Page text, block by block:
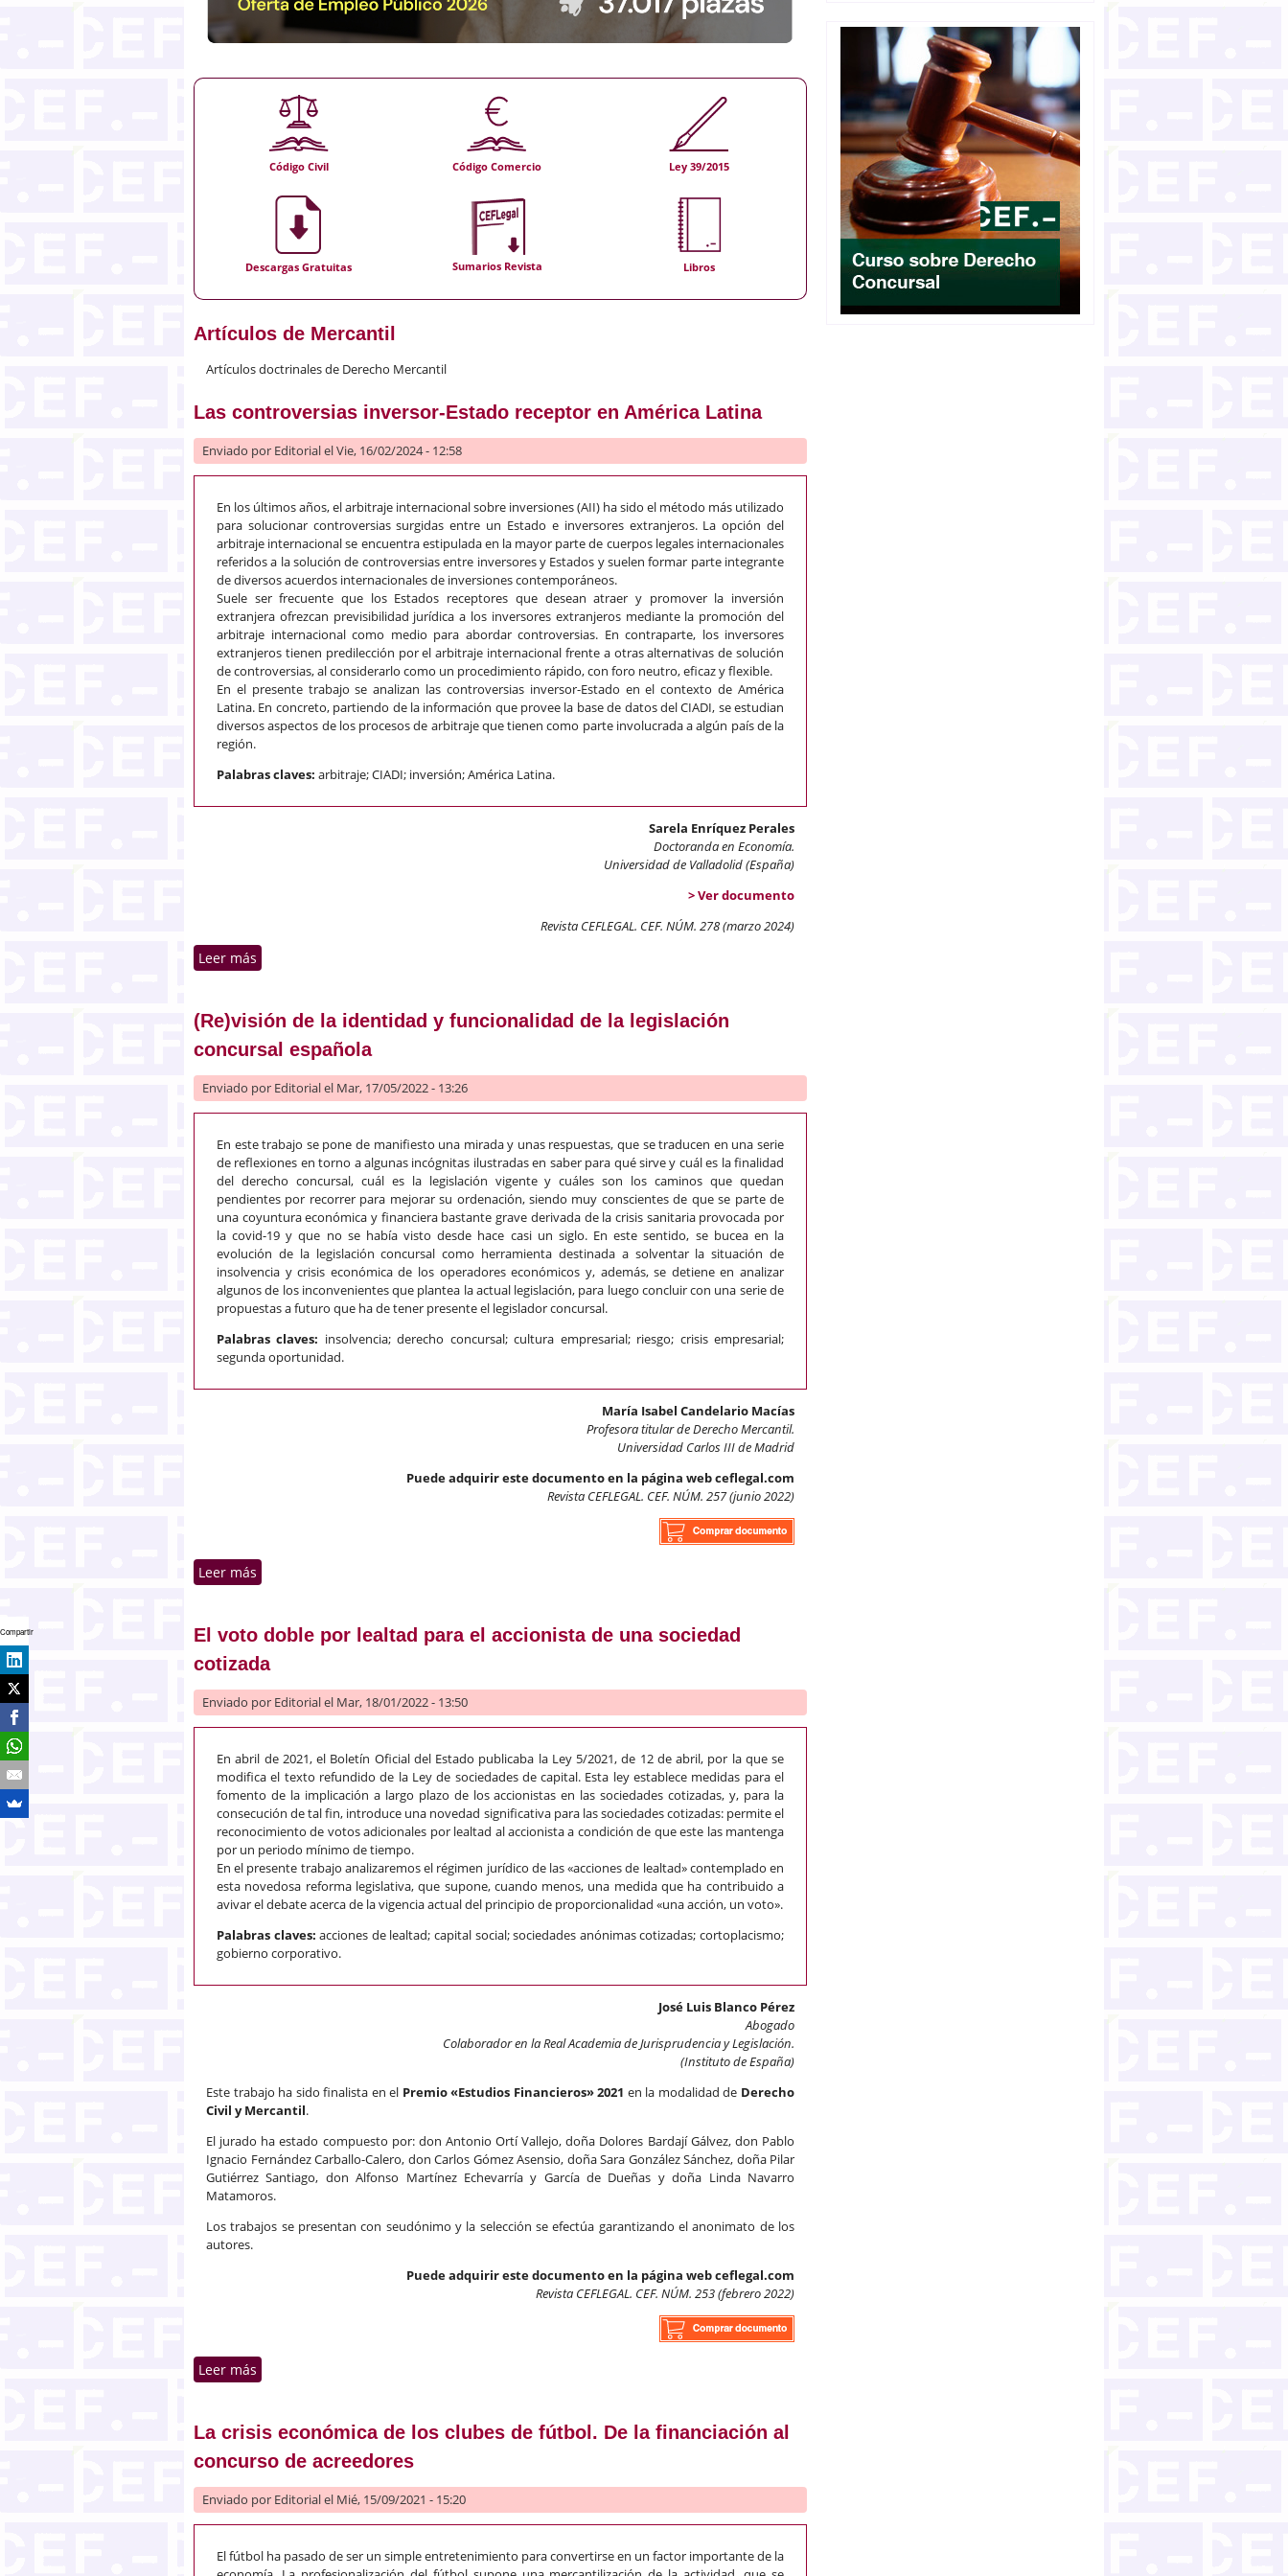
Código Civil Código Comercio Ley 39/2015
Descargas Gratuitas Sumarios Revista Libros
Artículos de Mercantil
Artículos doctrinales de Derecho Mercantil
Las controversias inversor-Estado receptor en América Latina
Enviado por Editorialel Vie, 16/02/2024 - 12:58
En los últimos años, el arbitraje internacional sobre inversiones (AII) ha sido el método más utilizado
para solucionar controversias surgidas entre un Estado e inversores extranjeros. La opción del
arbitraje internacional se encuentra estipulada en la mayor parte de cuerpos legales internacionales
referidos a la solución de controversias entre inversores y Estados y suelen formar parte integrante
de diversos acuerdos internacionales de inversiones contemporáneos.
Suele ser frecuente que los Estados receptores que desean atraer y promover la inversión
extranjera ofrezcan previsibilidad jurídica a los inversores extranjeros mediante la promoción del
arbitraje internacional como medio para abordar controversias. En contraparte, los inversores
extranjeros tienen predilección por el arbitraje internacional frente a otras alternativas de solución
de controversias, al considerarlo como un procedimiento rápido, con foro neutro, eficaz y flexible.
En el presente trabajo se analizan las controversias inversor-Estado en el contexto de América
Latina. En concreto, partiendo de la información que provee la base de datos del CIADI, se estudian
diversos aspectos de los procesos de arbitraje que tienen como parte involucrada a algún país de la
región.
Palabras claves: arbitraje; CIADI; inversión; América Latina.
Sarela Enríquez Perales
Doctoranda en Economía.
Universidad de Valladolid (España)
> Ver documento
Revista CEFLEGAL. CEF. NÚM. 278 (marzo 2024)
Leer más
(Re)visión de la identidad y funcionalidad de la legislación
concursal española
Enviado por Editorialel Mar, 17/05/2022 - 13:26
En este trabajo se pone de manifiesto una mirada y unas respuestas, que se traducen en una serie
de reflexiones en torno a algunas incógnitas ilustradas en saber para qué sirve y cuál es la finalidad
del derecho concursal, cuál es la legislación vigente y cuáles son los caminos que quedan
pendientes por recorrer para mejorar su ordenación, siendo muy conscientes de que se parte de
una coyuntura económica y financiera bastante grave derivada de la crisis sanitaria provocada por
la covid-19 y que no se había visto desde hace casi un siglo. En este sentido, se bucea en la
evolución de la legislación concursal como herramienta destinada a solventar la situación de
insolvencia y crisis económica de los operadores económicos y, además, se detiene en analizar
algunos de los inconvenientes que plantea la actual legislación, para luego concluir con una serie de
propuestas a futuro que ha de tener presente el legislador concursal.
Palabras claves: insolvencia; derecho concursal; cultura empresarial; riesgo; crisis empresarial;
segunda oportunidad.
María Isabel Candelario Macías
Profesora titular de Derecho Mercantil.
Universidad Carlos III de Madrid
Puede adquirir este documento en la página web ceflegal.com
Revista CEFLEGAL. CEF. NÚM. 257 (junio 2022)
Leer más
El voto doble por lealtad para el accionista de una sociedad
cotizada
Enviado por Editorialel Mar, 18/01/2022 - 13:50
En abril de 2021, el Boletín Oficial del Estado publicaba la Ley 5/2021, de 12 de abril, por la que se
modifica el texto refundido de la Ley de sociedades de capital. Esta ley establece medidas para el
fomento de la implicación a largo plazo de los accionistas en las sociedades cotizadas, y, para la
consecución de tal fin, introduce una novedad significativa para las sociedades cotizadas: permite el
reconocimiento de votos adicionales por lealtad al accionista a condición de que este las mantenga
por un periodo mínimo de tiempo.
En el presente trabajo analizaremos el régimen jurídico de las «acciones de lealtad» contemplado en
esta novedosa reforma legislativa, que supone, cuando menos, una medida que ha contribuido a
avivar el debate acerca de la vigencia actual del principio de proporcionalidad «una acción, un voto».
Palabras claves:acciones de lealtad; capital social; sociedades anónimas cotizadas; cortoplacismo;
gobierno corporativo.
José Luis Blanco Pérez
Abogado
Colaborador en la Real Academia de Jurisprudencia y Legislación.
(Instituto de España)
Este trabajo ha sido finalista en el Premio «Estudios Financieros» 2021 en la modalidad de Derecho
Civil y Mercantil.
El jurado ha estado compuesto por: don Antonio Ortí Vallejo, doña Dolores Bardají Gálvez, don Pablo
Ignacio Fernández Carballo-Calero, don Carlos Gómez Asensio, doña Sara González Sánchez, doña Pilar
Gutiérrez Santiago, don Alfonso Martínez Echevarría y García de Dueñas y doña Linda Navarro
Matamoros.
Los trabajos se presentan con seudónimo y la selección se efectúa garantizando el anonimato de los
autores.
Puede adquirir este documento en la página web ceflegal.com
Revista CEFLEGAL. CEF. NÚM. 253 (febrero 2022)
Leer más
La crisis económica de los clubes de fútbol. De la financiación al
concurso de acreedores
Enviado por Editorialel Mié, 15/09/2021 - 15:20
El fútbol ha pasado de ser un simple entretenimiento para convertirse en un factor importante de la
Compartir